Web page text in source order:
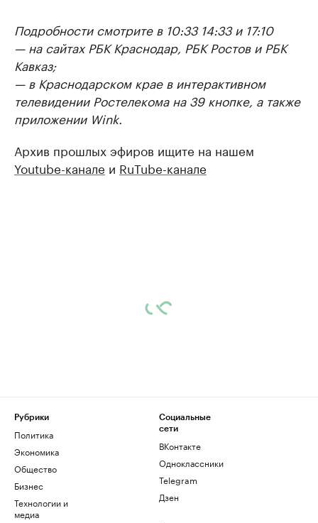
Подробности смотрите в 10:33 14:33 и 17:10
— на сайтах РБК Краснодар, РБК Ростов и РБК
Кавказ;
— в Краснодарском крае в интерактивном
телевидении Ростелекома на 39 кнопке, а также
приложении Wink.
Архив прошлых эфиров ищите на нашем
Youtube-канале и RuTube-канале
Рубрики
Политика
Экономика
Общество
Бизнес
Технологии и
медиа
Социальные
сети
ВКонтакте
Одноклассники
Telegram
Дзен